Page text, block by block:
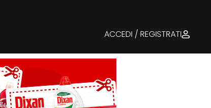
ACCEDI / REGISTRATI